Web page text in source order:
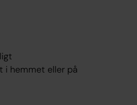
i hemmet eller på